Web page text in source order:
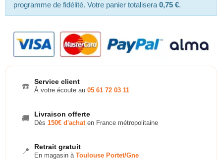
programme de fidélité. Votre panier totalisera 0,75 €.
☎️ Service client
À votre écoute au 05 61 72 03 11
🚚 Livraison offerte
Dès 150€ d'achaten France métropolitaine
📍 Retrait gratuit
En magasin à Toulouse Portet/Gne